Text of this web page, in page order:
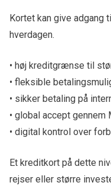
Kortet kan give
hverdagen.
• høj kreditgrænse til
• fleksible
• sikker betaling på
• global accept
• digital kontrol over
Et kreditkort på dette
rejser eller større